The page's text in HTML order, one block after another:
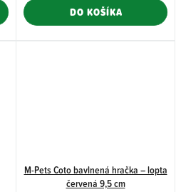
DO KOŠÍKA
M-Pets Coto bavlnená hračka – lopta
červená 9,5 cm